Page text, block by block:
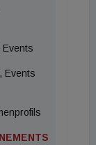
Events
Events